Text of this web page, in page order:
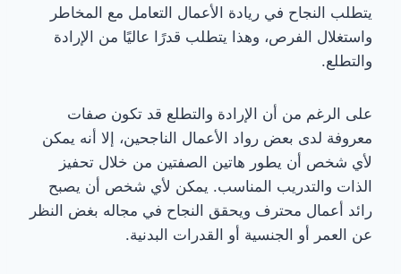
يتطلب النجاح في ريادة الأعمال التعامل مع المخاطر
واستغلال الفرص، وهذا يتطلب قدرًا عاليًا من الإرادة
والتطلع.
على الرغم من أن الإرادة والتطلع قد تكون صفات
معروفة لدى بعض رواد الأعمال الناجحين، إلا أنه يمكن
لأي شخص أن يطور هاتين الصفتين من خلال تحفيز
الذات والتدريب المناسب. يمكن لأي شخص أن يصبح
رائد أعمال محترف ويحقق النجاح في مجاله بغض النظر
عن العمر أو الجنسية أو القدرات البدنية.